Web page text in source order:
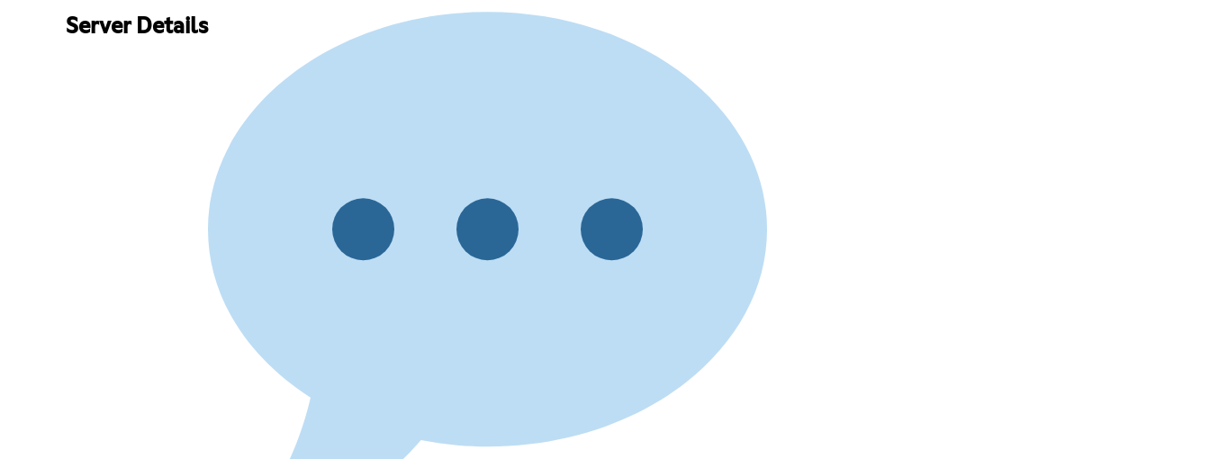
Server Details